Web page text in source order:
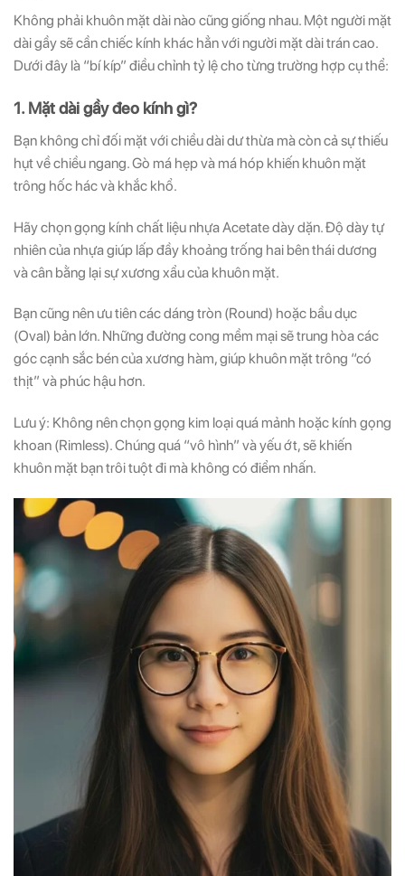
Không phải khuôn mặt dài nào cũng giống nhau. Một người mặt
dài gầy sẽ cần chiếc kính khác hẳn với người mặt dài trán cao.
Dưới đây là “bí kíp” điều chỉnh tỷ lệ cho từng trường hợp cụ thể:
1. Mặt dài gầy đeo kính gì?
Bạn không chỉ đối mặt với chiều dài dư thừa mà còn cả sự thiếu
hụt về chiều ngang. Gò má hẹp và má hóp khiến khuôn mặt
trông hốc hác và khắc khổ.
Hãy chọn gọng kính chất liệu nhựa Acetate dày dặn. Độ dày tự
nhiên của nhựa giúp lấp đầy khoảng trống hai bên thái dương
và cân bằng lại sự xương xẩu của khuôn mặt.
Bạn cũng nên ưu tiên các dáng tròn (Round) hoặc bầu dục
(Oval) bản lớn. Những đường cong mềm mại sẽ trung hòa các
góc cạnh sắc bén của xương hàm, giúp khuôn mặt trông “có
thịt” và phúc hậu hơn.
Lưu ý: Không nên chọn gọng kim loại quá mảnh hoặc kính gọng
khoan (Rimless). Chúng quá “vô hình” và yếu ớt, sẽ khiến
khuôn mặt bạn trôi tuột đi mà không có điểm nhấn.